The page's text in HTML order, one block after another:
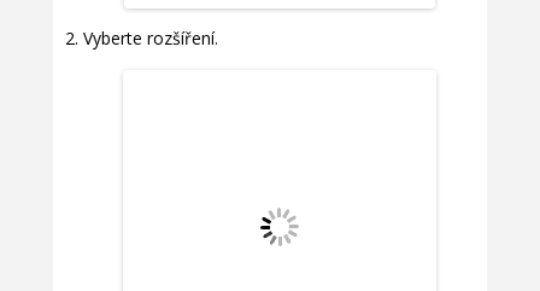
Vyberte rozšíření.